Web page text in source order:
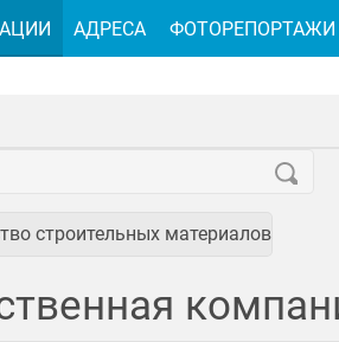
строительных материалов
АДРЕСА ФОТОРЕПОРТАЖИ